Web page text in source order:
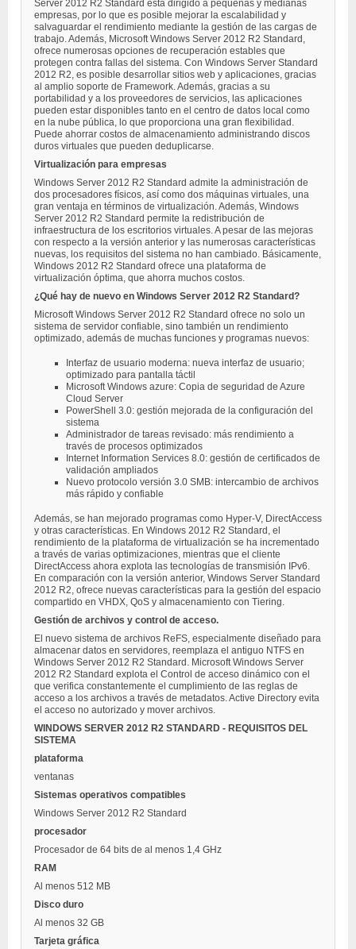
Server 2012 R2 Standard está dirigido a pequeñas y medianas
empresas, por lo que es posible mejorar la escalabilidad y
salvaguardar el rendimiento mediante la gestión de las cargas de
trabajo. Además, Microsoft Windows Server 2012 R2 Standard,
ofrece numerosas opciones de recuperación estables que
protegen contra fallas del sistema. Con Windows Server Standard
2012 R2, es posible desarrollar sitios web y aplicaciones, gracias
al amplio soporte de Framework. Además, gracias a su
portabilidad y a los proveedores de servicios, las aplicaciones
pueden estar disponibles tanto en el centro de datos local como
en la nube pública, lo que proporciona una gran flexibilidad.
Puede ahorrar costos de almacenamiento administrando discos
duros virtuales que pueden deduplicarse.
Virtualización para empresas
Windows Server 2012 R2 Standard admite la administración de
dos procesadores físicos, así como dos máquinas virtuales, una
gran ventaja en términos de virtualización. Además, Windows
Server 2012 R2 Standard permite la redistribución de
infraestructura de los escritorios virtuales. A pesar de las mejoras
con respecto a la versión anterior y las numerosas características
nuevas, los requisitos del sistema no han cambiado. Básicamente,
Windows 2012 R2 Standard ofrece una plataforma de
virtualización óptima, que ahorra muchos costos.
¿Qué hay de nuevo en Windows Server 2012 R2 Standard?
Microsoft Windows Server 2012 R2 Standard ofrece no solo un
sistema de servidor confiable, sino también un rendimiento
optimizado, además de muchas funciones y programas nuevos:
Interfaz de usuario moderna: nueva interfaz de usuario;
optimizado para pantalla táctil
Microsoft Windows azure: Copia de seguridad de Azure
Cloud Server
PowerShell 3.0: gestión mejorada de la configuración del
sistema
Administrador de tareas revisado: más rendimiento a
través de procesos optimizados
Internet Information Services 8.0: gestión de certificados de
validación ampliados
Nuevo protocolo versión 3.0 SMB: intercambio de archivos
más rápido y confiable
Además, se han mejorado programas como Hyper-V, DirectAccess
y otras características. En Windows 2012 R2 Standard, el
rendimiento de la plataforma de virtualización se ha incrementado
a través de varias optimizaciones, mientras que el cliente
DirectAccess ahora explota las tecnologías de transmisión IPv6.
En comparación con la versión anterior, Windows Server Standard
2012 R2, ofrece nuevas características para la gestión del espacio
compartido en VHDX, QoS y almacenamiento con Tiering.
Gestión de archivos y control de acceso.
El nuevo sistema de archivos ReFS, especialmente diseñado para
almacenar datos en servidores, reemplaza el antiguo NTFS en
Windows Server 2012 R2 Standard. Microsoft Windows Server
2012 R2 Standard explota el Control de acceso dinámico con el
que verifica constantemente el cumplimiento de las reglas de
acceso a los archivos a través de metadatos. Active Directory evita
el acceso no autorizado y mover archivos.
WINDOWS SERVER 2012 R2 STANDARD - REQUISITOS DEL
SISTEMA
plataforma
ventanas
Sistemas operativos compatibles
Windows Server 2012 R2 Standard
procesador
Procesador de 64 bits de al menos 1,4 GHz
RAM
Al menos 512 MB
Disco duro
Al menos 32 GB
Tarjeta gráfica